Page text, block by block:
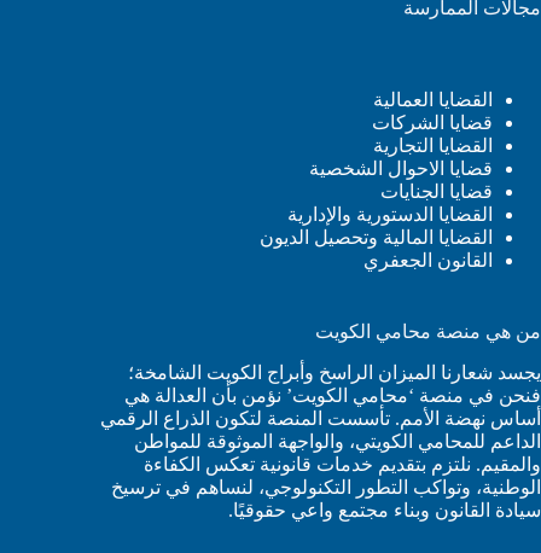
مجالات الممارسة
القضايا العمالية
قضايا الشركات
القضايا التجارية
قضايا الاحوال الشخصية
قضايا الجنايات
القضايا الدستورية والإدارية
القضايا المالية وتحصيل الديون
القانون الجعفري
من هي منصة محامي الكويت
يجسد شعارنا الميزان الراسخ وأبراج الكويت الشامخة؛
فنحن في منصة ‘محامي الكويت’ نؤمن بأن العدالة هي
أساس نهضة الأمم. تأسست المنصة لتكون الذراع الرقمي
الداعم للمحامي الكويتي، والواجهة الموثوقة للمواطن
والمقيم. نلتزم بتقديم خدمات قانونية تعكس الكفاءة
الوطنية، وتواكب التطور التكنولوجي، لنساهم في ترسيخ
سيادة القانون وبناء مجتمع واعي حقوقيًا.